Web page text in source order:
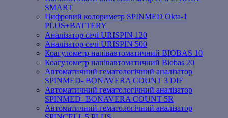
SMART
Цифровий колориметр SPINMED Okta-1
PLUS+BATTERY
Аналізатор сечі URISPIN 120
Аналізатор сечі URISPIN 500
Коагулометр напівавтоматичний BIOBAS 10
Коагулометр напівавтоматичний Biobas 20
Автоматичний гематологічний аналізатор
SPINMED- BONAVERA COUNT 3 DIF
Автоматичний гематологічний аналізатор
SPINMED- BONAVERA COUNT 5R
Автоматичний гематологічний аналізатор